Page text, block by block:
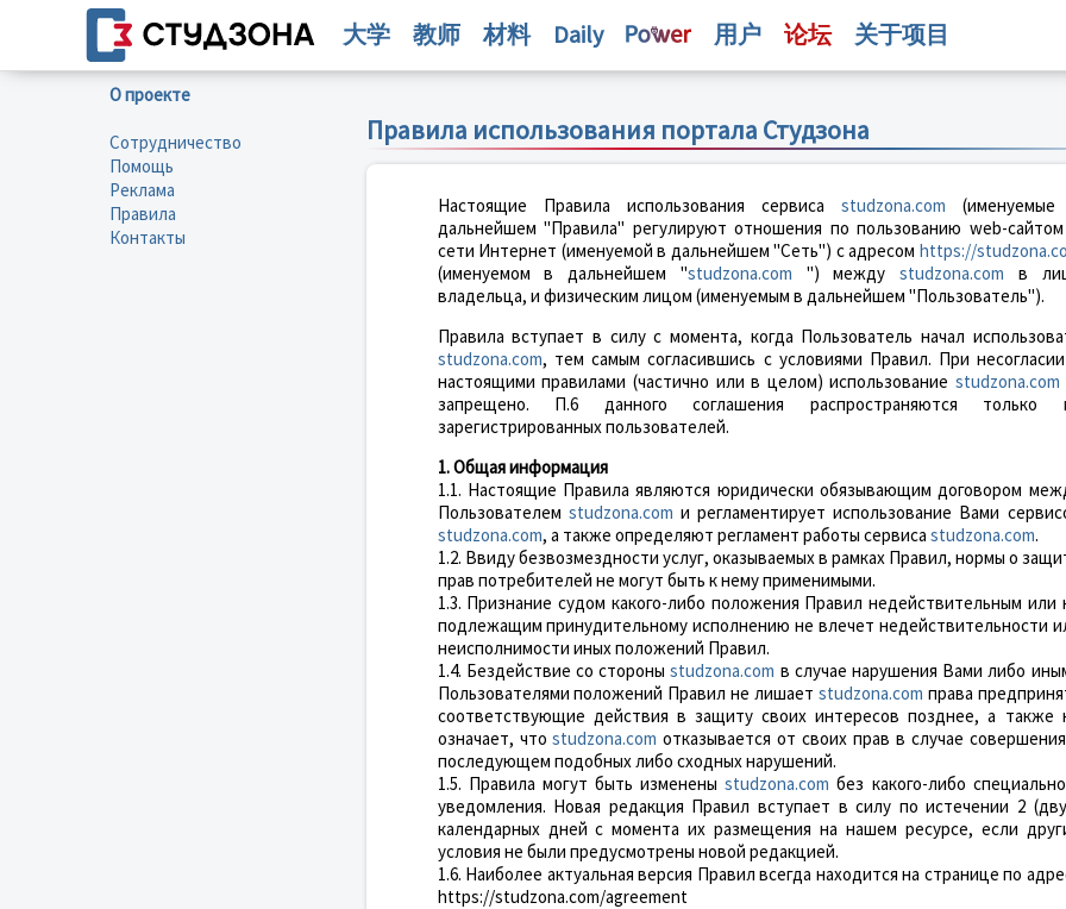
大学 教师 材料 Daily 用户 论坛 关于项目
О проекте
Сотрудничество
Помощь
Реклама
Правила
Контакты
Правила использования портала Студзона
Настоящие Правила использования сервиса studzona.com
дальнейшем "Правила" регулируют отношения по пользованию web-
сети Интернет (именуемой в дальнейшем "Сеть") с адресом https://
(именуемом в дальнейшем "studzona.com ") междуstudzona.com в
владельца, и физическим лицом (именуемым в дальнейшем "Пользователь").
Правила вступает в силу с момента, когда Пользователь начал
studzona.com, тем самым согласившись с условиями Правил. При
настоящими правилами (частично или в целом) использование studzona.com
запрещено. П.6 данного соглашения распространяются только
зарегистрированных пользователей.
1. Общая информация
1.1. Настоящие Правила являются юридически обязывающим договором
Пользователем studzona.com и регламентирует использование Вами
studzona.com, а также определяют регламент работы сервиса studzona.com.
1.2. Ввиду безвозмездности услуг, оказываемых в рамках Правил, нормы о
прав потребителей не могут быть к нему применимыми.
1.3. Признание судом какого-либо положения Правил недействительным или
подлежащим принудительному исполнению не влечет недействительности
неисполнимости иных положений Правил.
1.4. Бездействие со стороныstudzona.com в случае нарушения Вами либо
Пользователями положений Правил не лишает studzona.com права
соответствующие действия в защиту своих интересов позднее, а также
означает, чтоstudzona.com отказывается от своих прав в случае
последующем подобных либо сходных нарушений.
1.5. Правила могут быть измененыstudzona.com без какого-либо
уведомления. Новая редакция Правил вступает в силу по истечении 2
календарных дней с момента их размещения на нашем ресурсе, если
условия не были предусмотрены новой редакцией.
1.6. Наиболее актуальная версия Правил всегда находится на странице по
https://studzona.com/agreement